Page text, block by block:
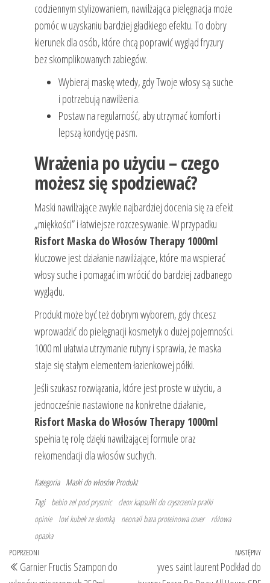
codziennym stylizowaniem, nawilżająca pielęgnacja może
pomóc w uzyskaniu bardziej gładkiego efektu. To dobry
kierunek dla osób, które chcą poprawić wygląd fryzury
bez skomplikowanych zabiegów.
Wybieraj maskę wtedy, gdy Twoje włosy są suche
i potrzebują nawilżenia.
Postaw na regularność, aby utrzymać komfort i
lepszą kondycję pasm.
Wrażenia po użyciu – czego
możesz się spodziewać?
Maski nawilżające zwykle najbardziej docenia się za efekt
„miękkości” i łatwiejsze rozczesywanie. W przypadku
Risfort Maska do Włosów Therapy 1000ml
kluczowe jest działanie nawilżające, które ma wspierać
włosy suche i pomagać im wrócić do bardziej zadbanego
wyglądu.
Produkt może być też dobrym wyborem, gdy chcesz
wprowadzić do pielęgnacji kosmetyk o dużej pojemności.
1000 ml ułatwia utrzymanie rutyny i sprawia, że maska
staje się stałym elementem łazienkowej półki.
Jeśli szukasz rozwiązania, które jest proste w użyciu, a
jednocześnie nastawione na konkretne działanie,
Risfort Maska do Włosów Therapy 1000ml
spełnia tę rolę dzięki nawilżającej formule oraz
rekomendacji dla włosów suchych.
Kategoria Maski do włosów Produkt
Tagi bebio zel pod prysznic
cleox kapsułki do czyszczenia pralki
opinie
lovi kubek ze słomką neonail baza proteinowa cover
różowa
opaska
Nawigacja
wpisu
Poprzedni
wpis
POPRZEDNI
Garnier Fructis Szampon do
NASTĘPNY
yves saint laurent Podkład do